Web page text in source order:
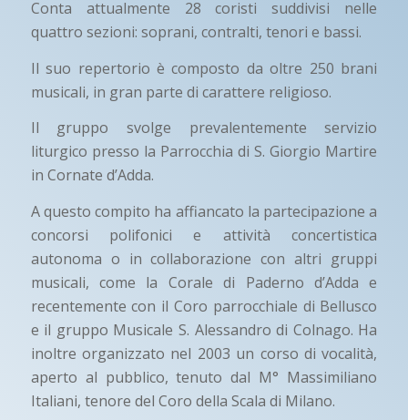
Conta attualmente 28 coristi suddivisi nelle
quattro sezioni: soprani, contralti, tenori e bassi.
Il suo repertorio è composto da oltre 250 brani
musicali, in gran parte di carattere religioso.
Il gruppo svolge prevalentemente servizio
liturgico presso la Parrocchia di S. Giorgio Martire
in Cornate d’Adda.
A questo compito ha affiancato la partecipazione a
concorsi polifonici e attività concertistica
autonoma o in collaborazione con altri gruppi
musicali, come la Corale di Paderno d’Adda e
recentemente con il Coro parrocchiale di Bellusco
e il gruppo Musicale S. Alessandro di Colnago. Ha
inoltre organizzato nel 2003 un corso di vocalità,
aperto al pubblico, tenuto dal M° Massimiliano
Italiani, tenore del Coro della Scala di Milano.